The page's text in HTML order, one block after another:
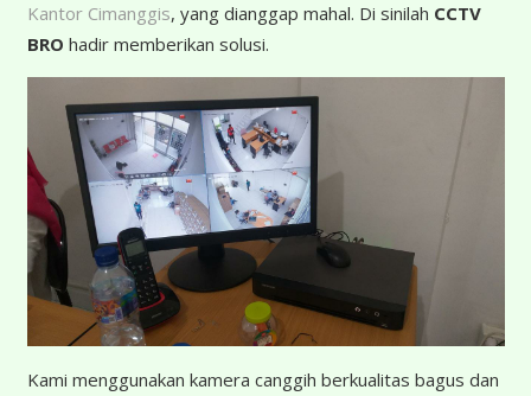
Kantor Cimanggis, yang dianggap mahal. Di sinilah CCTV
BRO hadir memberikan solusi.
Kami menggunakan kamera canggih berkualitas bagus dan